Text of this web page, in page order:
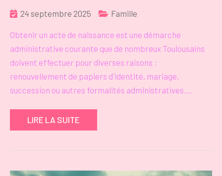
24 septembre 2025 Famille
Obtenir un acte de naissance est une démarche
administrative courante que de nombreux Toulousains
doivent effectuer pour diverses raisons :
renouvellement de papiers d'identité, mariage,
succession ou autres formalités administratives.…
LIRE LA SUITE